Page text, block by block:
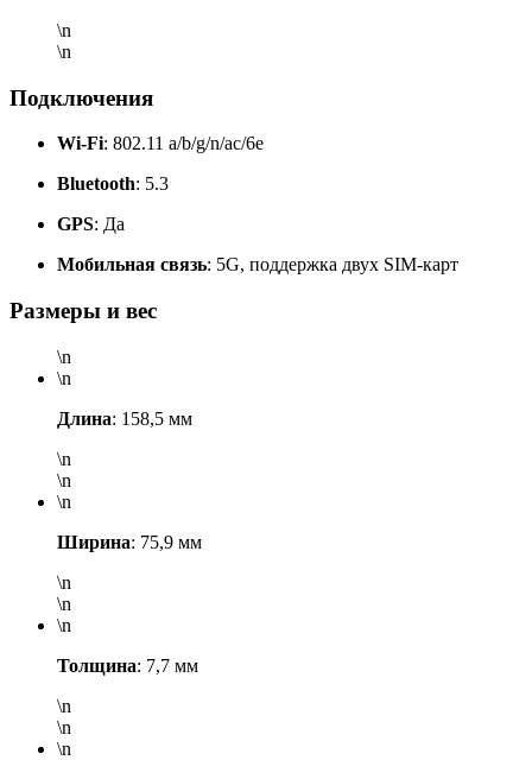
\n
\n
Подключения
Wi-Fi: 802.11 a/b/g/n/ac/6e
Bluetooth: 5.3
GPS: Да
Мобильная связь: 5G, поддержка двух SIM-карт
Размеры и вес
\n
\n
Длина: 158,5 мм
\n
\n
\n
Ширина: 75,9 мм
\n
\n
\n
Толщина: 7,7 мм
\n
\n
\n